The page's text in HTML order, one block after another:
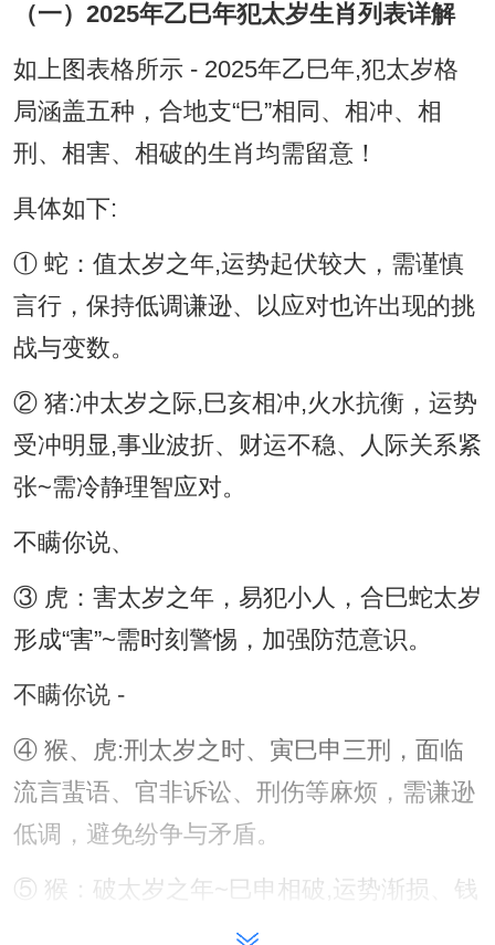
（一）2025年乙巳年犯太岁生肖列表详解
如上图表格所示 - 2025年乙巳年,犯太岁格
局涵盖五种，合地支“巳”相同、相冲、相
刑、相害、相破的生肖均需留意！
具体如下:
① 蛇：值太岁之年,运势起伏较大，需谨慎
言行，保持低调谦逊、以应对也许出现的挑
战与变数。
② 猪:冲太岁之际,巳亥相冲,火水抗衡，运势
受冲明显,事业波折、财运不稳、人际关系紧
张~需冷静理智应对。
不瞒你说、
③ 虎：害太岁之年，易犯小人，合巳蛇太岁
形成“害”~需时刻警惕，加强防范意识。
不瞒你说 -
④ 猴、虎:刑太岁之时、寅巳申三刑，面临
流言蜚语、官非诉讼、刑伤等麻烦，需谦逊
低调，避免纷争与矛盾。
⑤ 猴：破太岁之年~巳申相破,运势渐损、钱
财、感情、健康、事业均也许受效应 - 需时